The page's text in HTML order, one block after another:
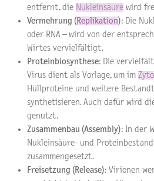
entfernt, die Nukleinsäure wird
Vermehrung (Replikation): Die
oder RNA – wird von der
Wirtes vervielfältigt.
Proteinbiosynthese: Die
Virus dient als Vorlage, um im
Hüllproteine und weitere
synthetisieren. Auch dafür wird
genutzt.
Zusammenbau (Assembly): In der
Nukleinsäure- und
zusammengesetzt.
Freisetzung (Release): Virionen